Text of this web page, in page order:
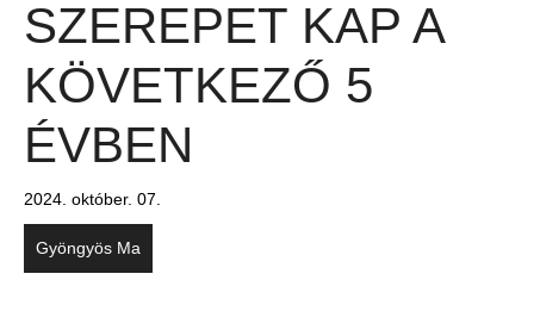
SZEREPET KAP A
KÖVETKEZŐ 5
ÉVBEN
2024. október. 07.
Gyöngyös Ma